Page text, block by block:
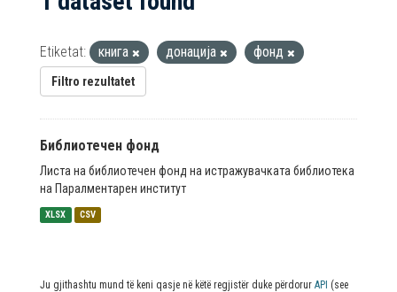
Etiketat: книга донација фонд
Filtro rezultatet
Библиотечен фонд
Листа на библиотечен фонд на истражувачката библиотека
на Паралментарен институт
XLSX CSV
Ju gjithashtu mund të keni qasje në këtë regjistër duke përdorur API (see